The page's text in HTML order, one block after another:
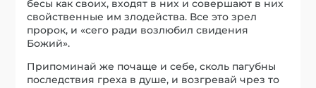
бесы как своих, входят в них и совершают в них
свойственные им злодейства. Все это зрел
пророк, и «сего ради возлюбил свидения
Божий».
Припоминай же почаще и себе, сколь пагубны
последствия греха в душе, и возгревай чрез то